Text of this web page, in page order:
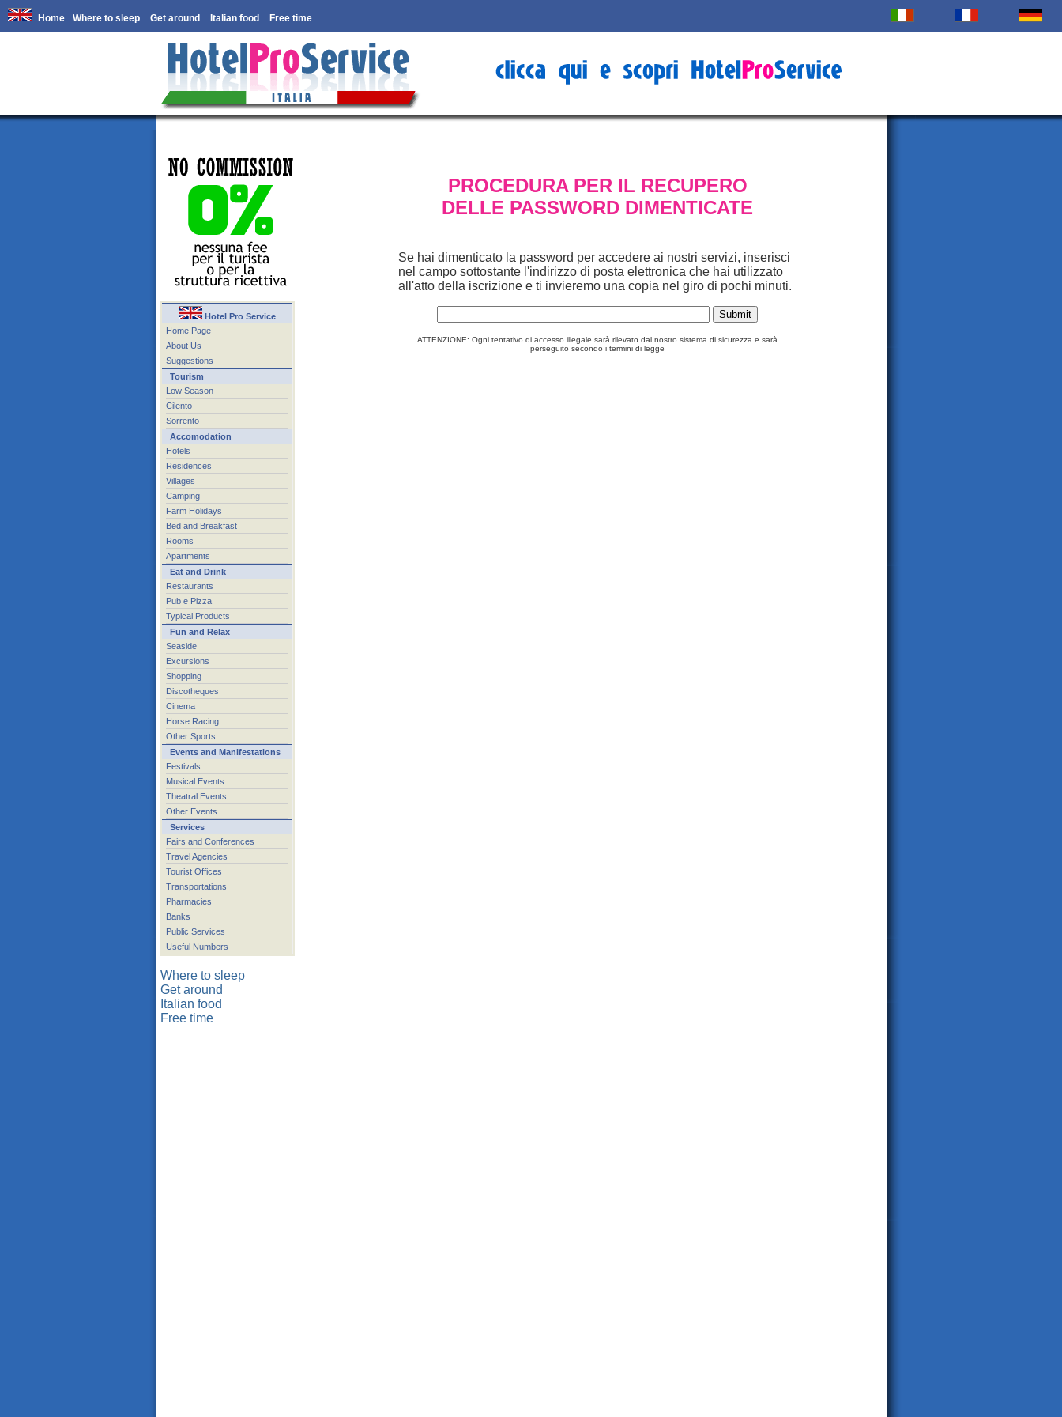
Home Where to sleep Get around Italian food Free time
Hotel Pro Service
Home Page
About Us
Suggestions
Tourism
Low Season
Cilento
Sorrento
Accomodation
Hotels
Residences
Villages
Camping
Farm Holidays
Bed and Breakfast
Rooms
Apartments
Eat and Drink
Restaurants
Pub e Pizza
Typical Products
Fun and Relax
Seaside
Excursions
Shopping
Discotheques
Cinema
Horse Racing
Other Sports
Events and Manifestations
Festivals
Musical Events
Theatral Events
Other Events
Services
Fairs and Conferences
Travel Agencies
Tourist Offices
Transportations
Pharmacies
Banks
Public Services
Useful Numbers
Where to sleep
Get around
Italian food
Free time
PROCEDURA PER IL RECUPERO
DELLE PASSWORD DIMENTICATE
Se hai dimenticato la password per accedere ai nostri servizi, inserisci
nel campo sottostante l'indirizzo di posta elettronica che hai utilizzato
all'atto della iscrizione e ti invieremo una copia nel giro di pochi minuti.
ATTENZIONE: Ogni tentativo di accesso illegale sarà rilevato dal nostro sistema di sicurezza e sarà
perseguito secondo i termini di legge